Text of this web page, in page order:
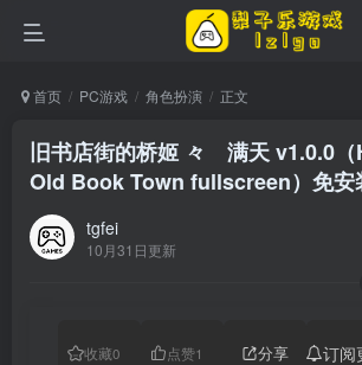
首页 PC游戏 角色扮演 正文
旧书店街的桥姬 々 满天 v1.0.0
Old Book Town fullscreen）免安
tgfei
10月31日更新
收藏0 点赞1 分享 订阅